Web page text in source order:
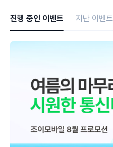
진행 중인 이벤트 지난 이벤트